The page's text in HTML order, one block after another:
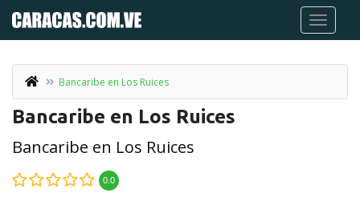
Bancaribe en Los Ruices
Bancaribe en Los Ruices
Bancaribe en Los Ruices
0.0